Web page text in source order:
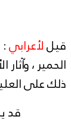
قيللأعرابي:
الحمير ،
ذلك على
قد